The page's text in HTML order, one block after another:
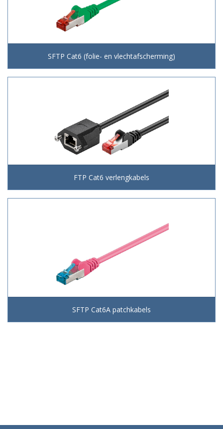
SFTP Cat6 (folie- en vlechtafscherming)
FTP Cat6 verlengkabels
SFTP Cat6A patchkabels